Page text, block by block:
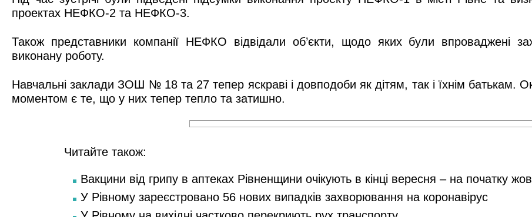
проектах НЕФКО-2 та НЕФКО-3.
Також представники компанії НЕФКО відвідали об’єкти, щодо яких були впроваджені
виконану роботу.
Навчальні заклади ЗОШ № 18 та 27 тепер яскраві і довподоби як дітям, так і їхнім батькам.
моментом є те, що у них тепер тепло та затишно.
Читайте також:
Вакцини від грипу в аптеках Рівненщини очікують в кінці вересня – на початку
У Рівному зареєстровано 56 нових випадків захворювання на коронавірус